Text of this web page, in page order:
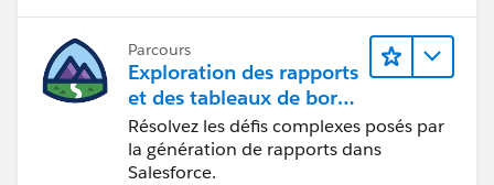
Parcours
Exploration des rapports
et des tableaux de bord
Lightning Experience
Résolvez les défis complexes posés par
la génération de rapports dans
Salesforce.